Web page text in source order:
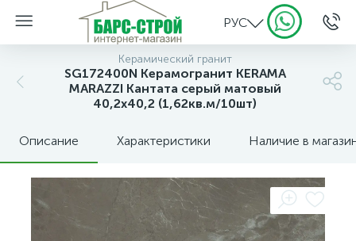
РУС
Керамический гранит
SG172400N Керамогранит KERAMA
MARAZZI Кантата серый матовый
40,2х40,2 (1,62кв.м/10шт)
Описание Характеристики Наличие в